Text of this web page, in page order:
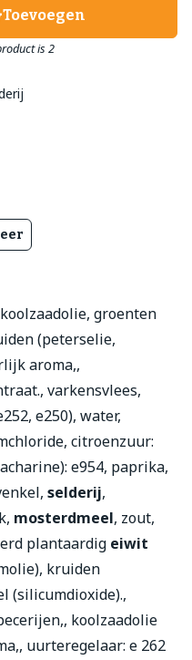
Toevoegen
is 2
groenten
(peterselie,
aroma,,
varkensvlees,
e250), water,
citroenzuur:
e954, paprika,
selderij,
mosterdmeel, zout,
plantaardig eiwit
kruiden
(silicumdioxide).,
koolzaadolie
uurteregelaar: e 262